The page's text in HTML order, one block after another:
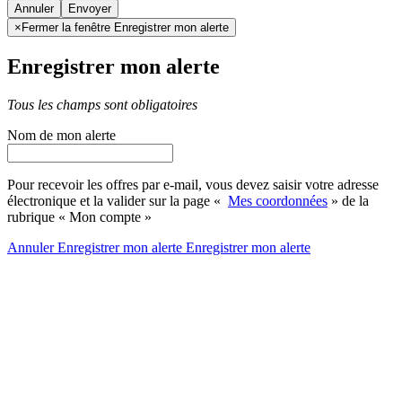
Annuler
× Fermer la fenêtre Enregistrer mon alerte
Enregistrer mon alerte
Tous les champs sont obligatoires
Nom de mon alerte
Pour recevoir les offres par e-mail, vous devez saisir votre adresse
électronique et la valider sur la page « Mes coordonnées » de la
rubrique « Mon compte »
AnnulerEnregistrer mon alerte Enregistrermon alerte